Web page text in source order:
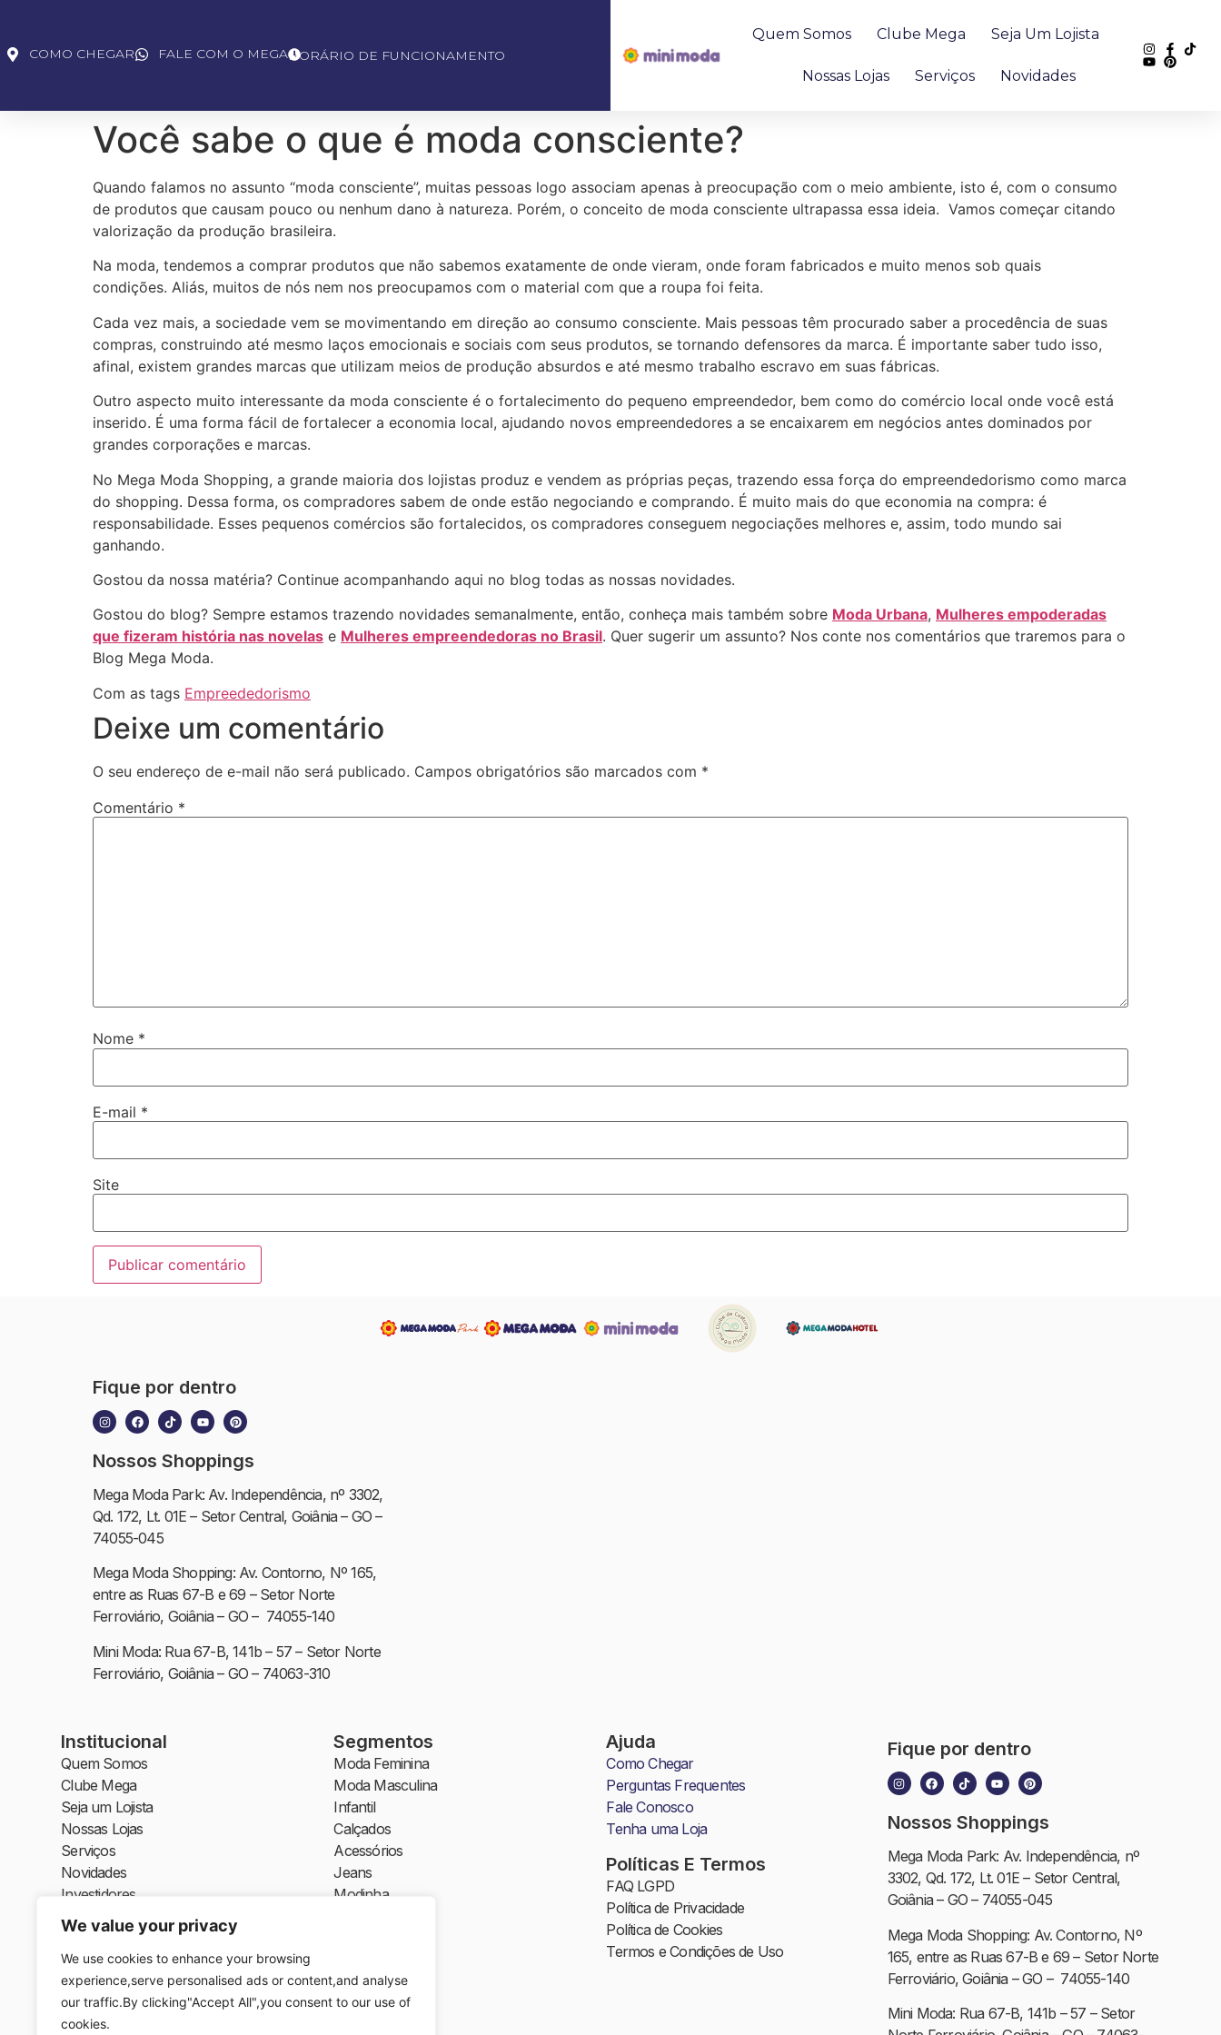
We value your privacy
We use cookies to enhance your browsing
experience,serve personalised ads or content,and analyse
our traffic.By clicking"Accept All",you consent to our use of
cookies.
COMO CHEGAR FALE COM O MEGAHORÁRIO DE FUNCIONAMENTO
Quem Somos Clube Mega Seja Um Lojista
Nossas Lojas Serviços Novidades
Você sabe o que é moda consciente?
Quando falamos no assunto “moda consciente”, muitas pessoas logo associam apenas à preocupação com o meio ambiente, isto é, com o consumo
de produtos que causam pouco ou nenhum dano à natureza. Porém, o conceito de moda consciente ultrapassa essa ideia. Vamos começar citando
valorização da produção brasileira.
Na moda, tendemos a comprar produtos que não sabemos exatamente de onde vieram, onde foram fabricados e muito menos sob quais
condições. Aliás, muitos de nós nem nos preocupamos com o material com que a roupa foi feita.
Cada vez mais, a sociedade vem se movimentando em direção ao consumo consciente. Mais pessoas têm procurado saber a procedência de suas
compras, construindo até mesmo laços emocionais e sociais com seus produtos, se tornando defensores da marca. É importante saber tudo isso,
afinal, existem grandes marcas que utilizam meios de produção absurdos e até mesmo trabalho escravo em suas fábricas.
Outro aspecto muito interessante da moda consciente é o fortalecimento do pequeno empreendedor, bem como do comércio local onde você está
inserido. É uma forma fácil de fortalecer a economia local, ajudando novos empreendedores a se encaixarem em negócios antes dominados por
grandes corporações e marcas.
No Mega Moda Shopping, a grande maioria dos lojistas produz e vendem as próprias peças, trazendo essa força do empreendedorismo como marca
do shopping. Dessa forma, os compradores sabem de onde estão negociando e comprando. É muito mais do que economia na compra: é
responsabilidade. Esses pequenos comércios são fortalecidos, os compradores conseguem negociações melhores e, assim, todo mundo sai
ganhando.
Gostou da nossa matéria? Continue acompanhando aqui no blog todas as nossas novidades.
Gostou do blog? Sempre estamos trazendo novidades semanalmente, então, conheça mais também sobre Moda Urbana, Mulheres empoderadas
que fizeram história nas novelas e Mulheres empreendedoras no Brasil. Quer sugerir um assunto? Nos conte nos comentários que traremos para o
Blog Mega Moda.
Com as tags Empreededorismo
Deixe um comentário
O seu endereço de e-mail não será publicado. Campos obrigatórios são marcados com *
Comentário *
Nome *
E-mail *
Site
Fique por dentro
Nossos Shoppings
Mega Moda Park: Av. Independência, nº 3302,
Qd. 172, Lt. 01E – Setor Central, Goiânia – GO –
74055-045
Mega Moda Shopping: Av. Contorno, Nº 165,
entre as Ruas 67-B e 69 – Setor Norte
Ferroviário, Goiânia – GO – 74055-140
Mini Moda: Rua 67-B, 141b – 57 – Setor Norte
Ferroviário, Goiânia – GO – 74063-310
Institucional
Quem Somos
Clube Mega
Seja um Lojista
Nossas Lojas
Serviços
Novidades
Investidores
Segmentos
Moda Feminina
Moda Masculina
Infantil
Calçados
Acessórios
Jeans
Modinha
Moda Social
Moda Balada
Ajuda
Como Chegar
Perguntas Frequentes
Fale Conosco
Tenha uma Loja
Políticas E Termos
FAQ LGPD
Política de Privacidade
Política de Cookies
Termos e Condições de Uso
Fique por dentro
Nossos Shoppings
Mega Moda Park: Av. Independência, nº
3302, Qd. 172, Lt. 01E – Setor Central,
Goiânia – GO – 74055-045
Mega Moda Shopping: Av. Contorno, Nº
165, entre as Ruas 67-B e 69 – Setor Norte
Ferroviário, Goiânia – GO – 74055-140
Mini Moda: Rua 67-B, 141b – 57 – Setor